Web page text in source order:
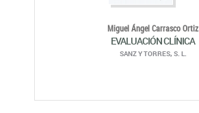
Miguel Ángel Carrasco Ortiz
EVALUACIÓN CLÍNICA
SANZ Y TORRES, S. L.